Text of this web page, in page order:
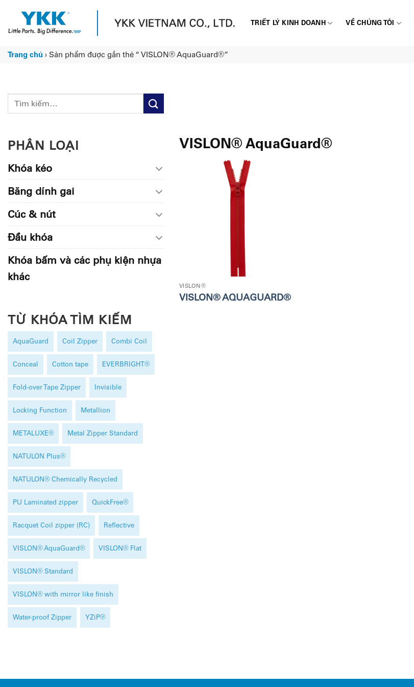
nội
TRIẾT LÝ KINH DOANH VỀ CHÚNG TÔI
Trang chủ › Sản phẩm được gắn thẻ “ VISLON® AquaGuard®”
Tìm
kiếm:
PHÂN LOẠI
Khóa kéo
Băng dính gai
Cúc & nút
Đầu khóa
Khóa bấm và các phụ kiện nhựa
khác
TỪ KHÓA TÌM KIẾM
AquaGuard Coil Zipper Combi Coil
Conceal Cotton tape EVERBRIGHT®
Fold-over Tape Zipper Invisible
Locking Function Metallion
METALUXE® Metal Zipper Standard
NATULON Plus®
NATULON® Chemically Recycled
PU Laminated zipper QuickFree®
Racquet Coil zipper (RC) Reflective
VISLON® AquaGuard® VISLON® Flat
VISLON® Standard
VISLON® with mirror like finish
Water-proof Zipper YZiP®
VISLON® AquaGuard®
VISLON®
VISLON® AQUAGUARD®